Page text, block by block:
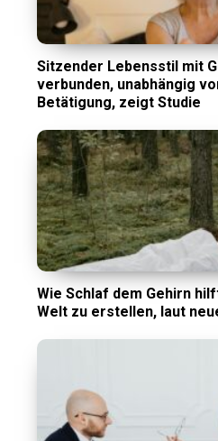
Sitzender Lebensstil mit
verbunden, unabhängig
Betätigung, zeigt Studie
Wie Schlaf dem Gehirn
Welt zu erstellen, laut